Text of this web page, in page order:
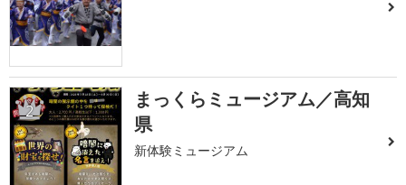
2
まっくらミュージアム／高知
県
新体験ミュージアム